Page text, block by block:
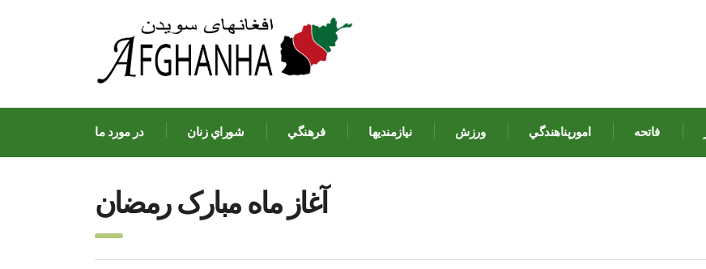
در مورد ما شوراي زنان فرهنگي نيازمنديها ورزش امورپناهندگي فاتحه
آغاز ماه مبارک رمضان